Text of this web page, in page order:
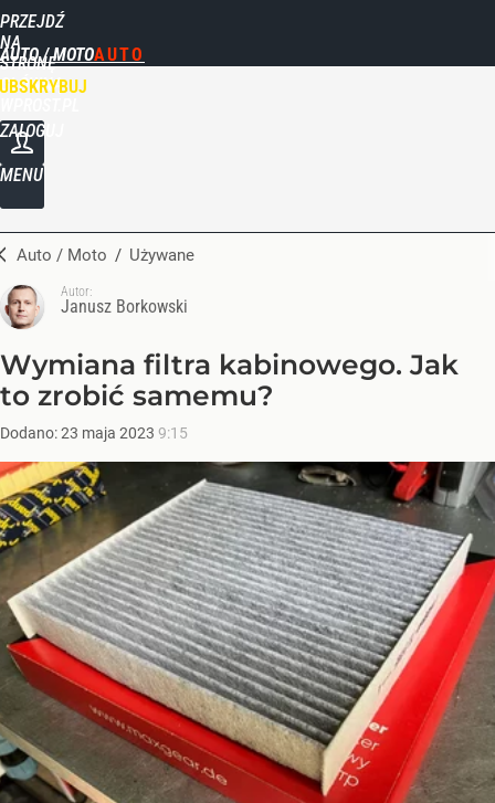
PRZEJDŹ
NA
STRONĘ
GŁÓWNĄ
AUTO / MOTO
ZALOGUJ
MENU
Auto / Moto / Używane
Autor:
Janusz Borkowski
Wymiana filtra kabinowego. Jak
to zrobić samemu?
Dodano:23 maja 2023 9:15